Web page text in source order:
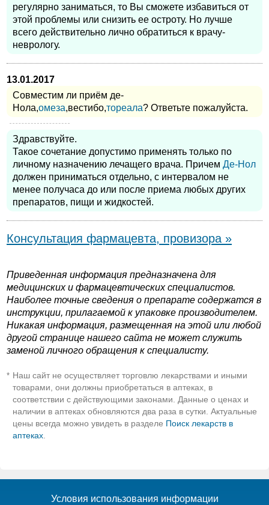
регулярно заниматься, то Вы сможете избавиться от
этой проблемы или снизить ее остроту. Но лучше
всего действительно лично обратиться к врачу-
неврологу.
13.01.2017
Совместим ли приём де-
Нола,омеза,вестибо,тореала? Ответьте пожалуйста.
Здравствуйте.
Такое сочетание допустимо применять только по
личному назначению лечащего врача. Причем Де-Нол
должен приниматься отдельно, с интервалом не
менее получаса до или после приема любых других
препаратов, пищи и жидкостей.
Консультация фармацевта, провизора »
Приведенная информация предназначена для
медицинских и фармацевтических специалистов.
Наиболее точные сведения о препарате содержатся в
инструкции, прилагаемой к упаковке производителем.
Никакая информация, размещенная на этой или любой
другой странице нашего сайта не может служить
заменой личного обращения к специалисту.
* Наш сайт не осуществляет торговлю лекарствами и иными
товарами, они должны приобретаться в аптеках, в
соответствии с действующими законами. Данные о ценах и
наличии в аптеках обновляются два раза в сутки. Актуальные
цены всегда можно увидеть в разделе Поиск лекарств в
аптеках
Условия использования информации